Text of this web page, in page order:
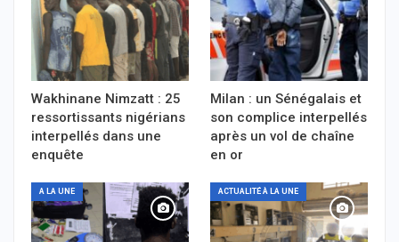
Wakhinane Nimzatt : 25
ressortissants nigérians
interpellés dans une
enquête
Milan : un Sénégalais et
son complice interpellés
après un vol de chaîne
en or
A LA UNE ACTUALITÉ À LA UNE